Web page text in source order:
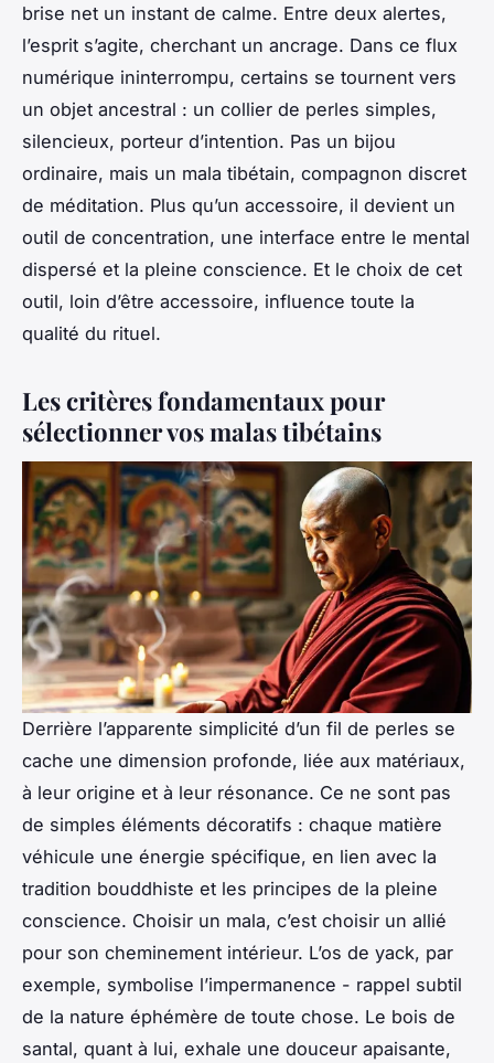
brise net un instant de calme. Entre deux alertes,
l’esprit s’agite, cherchant un ancrage. Dans ce flux
numérique ininterrompu, certains se tournent vers
un objet ancestral : un collier de perles simples,
silencieux, porteur d’intention. Pas un bijou
ordinaire, mais un mala tibétain, compagnon discret
de méditation. Plus qu’un accessoire, il devient un
outil de concentration, une interface entre le mental
dispersé et la pleine conscience. Et le choix de cet
outil, loin d’être accessoire, influence toute la
qualité du rituel.
Les critères fondamentaux pour
sélectionner vos malas tibétains
Derrière l’apparente simplicité d’un fil de perles se
cache une dimension profonde, liée aux matériaux,
à leur origine et à leur résonance. Ce ne sont pas
de simples éléments décoratifs : chaque matière
véhicule une énergie spécifique, en lien avec la
tradition bouddhiste et les principes de la pleine
conscience. Choisir un mala, c’est choisir un allié
pour son cheminement intérieur. L’os de yack, par
exemple, symbolise l’impermanence - rappel subtil
de la nature éphémère de toute chose. Le bois de
santal, quant à lui, exhale une douceur apaisante,